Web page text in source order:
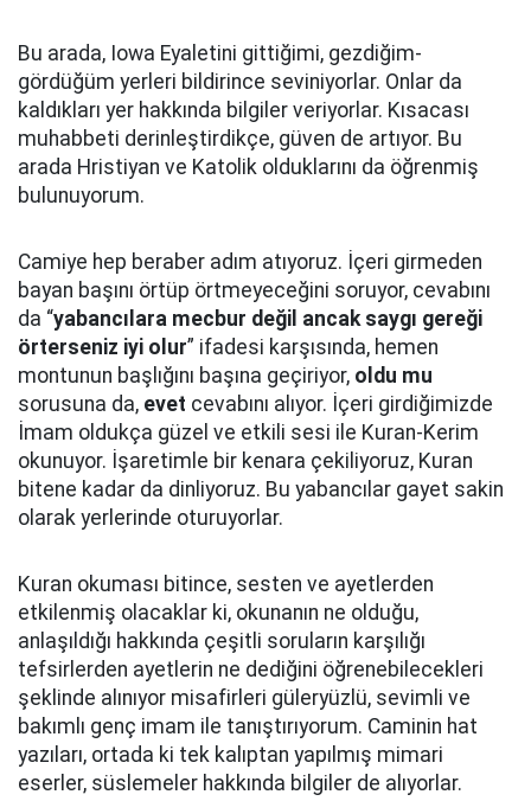
Bu arada, Iowa Eyaletini gittiğimi, gezdiğim-
gördüğüm yerleri bildirince seviniyorlar. Onlar da
kaldıkları yer hakkında bilgiler veriyorlar. Kısacası
muhabbeti derinleştirdikçe, güven de artıyor. Bu
arada Hristiyan ve Katolik olduklarını da öğrenmiş
bulunuyorum.
Camiye hep beraber adım atıyoruz. İçeri girmeden
bayan başını örtüp örtmeyeceğini soruyor, cevabını
da “yabancılara mecbur değil ancak saygı gereği
örterseniz iyi olur” ifadesi karşısında, hemen
montunun başlığını başına geçiriyor, oldu mu
sorusuna da, evet cevabını alıyor. İçeri girdiğimizde
İmam oldukça güzel ve etkili sesi ile Kuran-Kerim
okunuyor. İşaretimle bir kenara çekiliyoruz, Kuran
bitene kadar da dinliyoruz. Bu yabancılar gayet sakin
olarak yerlerinde oturuyorlar.
Kuran okuması bitince, sesten ve ayetlerden
etkilenmiş olacaklar ki, okunanın ne olduğu,
anlaşıldığı hakkında çeşitli soruların karşılığı
tefsirlerden ayetlerin ne dediğini öğrenebilecekleri
şeklinde alınıyor misafirleri güleryüzlü, sevimli ve
bakımlı genç imam ile tanıştırıyorum. Caminin hat
yazıları, ortada ki tek kalıptan yapılmış mimari
eserler, süslemeler hakkında bilgiler de alıyorlar.